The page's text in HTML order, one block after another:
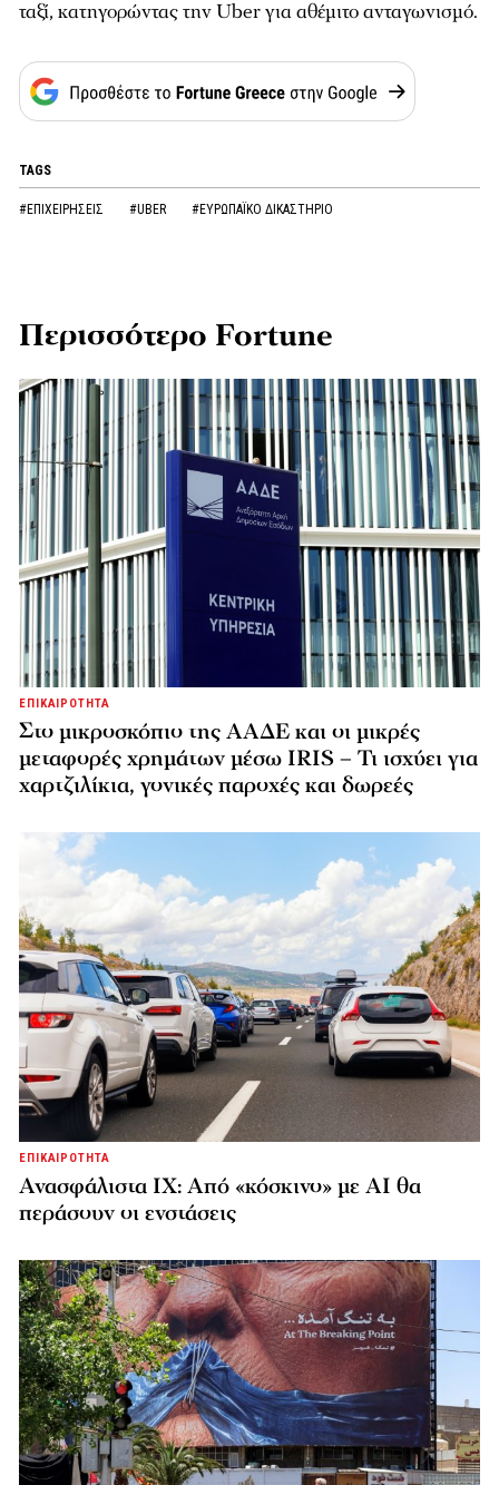
ταξί, κατηγορώντας την Uber για αθέμιτο ανταγωνισμό.
TAGS
#ΕΠΙΧΕΙΡΗΣΕΙΣ #UBER #ΕΥΡΩΠΑΪΚΟ ΔΙΚΑΣΤΗΡΙΟ
Περισσότερο Fortune
ΕΠΙΚΑΙΡΟΤΗΤΑ
Στο μικροσκόπιο της ΑΑΔΕ και οι μικρές
μεταφορές χρημάτων μέσω IRIS – Τι ισχύει για
χαρτζιλίκια, γονικές παροχές και δωρεές
ΕΠΙΚΑΙΡΟΤΗΤΑ
Ανασφάλιστα ΙΧ: Από «κόσκινο» με AI θα
περάσουν οι ενστάσεις